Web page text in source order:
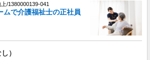
レースメイト練馬桜台/1380000217-014
福祉士（役職なし）
）、夜勤1手当（2,320円/回） ◆居住支援特別手
東京都練馬区桜台5-17-17
/1380000139-041
ムで介護福祉士の正社員
）